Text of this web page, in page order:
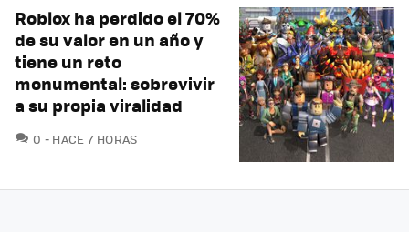
Roblox ha perdido el 70%
de su valor en un año y
tiene un reto
monumental: sobrevivir
a su propia viralidad
0 COMENTARIOS
HACE 7 HORAS